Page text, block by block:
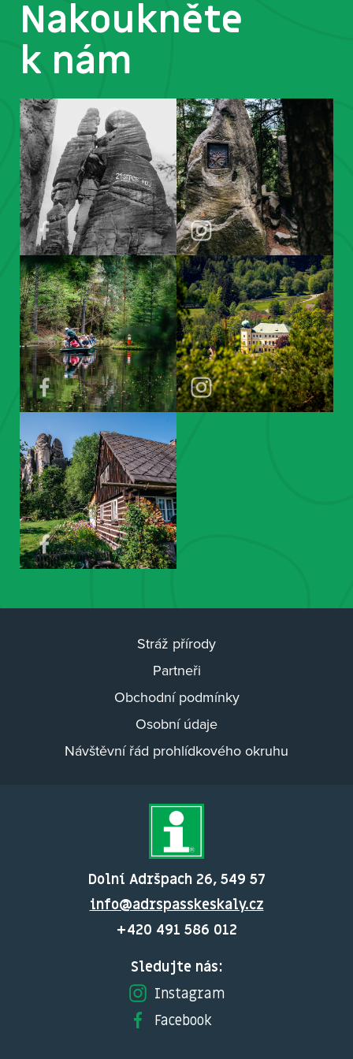
Nakoukněte
k nám
Stráž přírody
Partneři
Obchodní podmínky
Osobní údaje
Návštěvní řád prohlídkového okruhu
Dolní Adršpach 26, 549 57
info@adrspasskeskaly.cz
+420 491 586 012
Sledujte nás:
Instagram
Facebook